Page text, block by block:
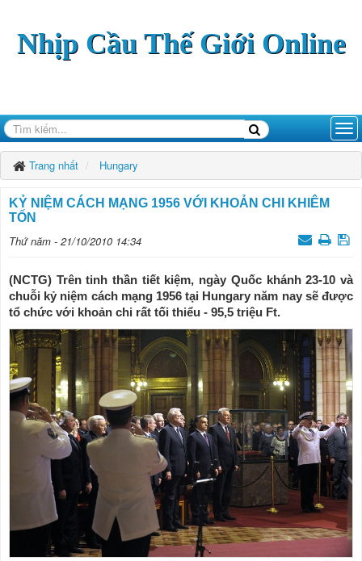
Nhịp Cầu Thế Giới Online
Trang nhất Hungary
KỶ NIỆM CÁCH MẠNG 1956 VỚI KHOẢN CHI KHIÊM
TỐN
Thứ năm - 21/10/2010 14:34
(NCTG) Trên tinh thần tiết kiệm, ngày Quốc khánh 23-10 và
chuỗi kỷ niệm cách mạng 1956 tại Hungary năm nay sẽ được
tổ chức với khoản chi rất tối thiểu - 95,5 triệu Ft.